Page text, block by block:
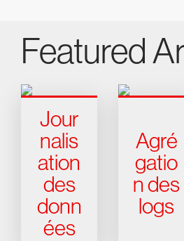
Featured
Jour
nalis
ation
des
donn
ées
Agré
gatio
n des
logs